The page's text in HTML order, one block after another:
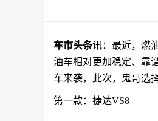
车市头条讯：最近，燃
油车相对更加稳定、靠
车来袭，此次，鬼哥选
第一款：捷达VS8